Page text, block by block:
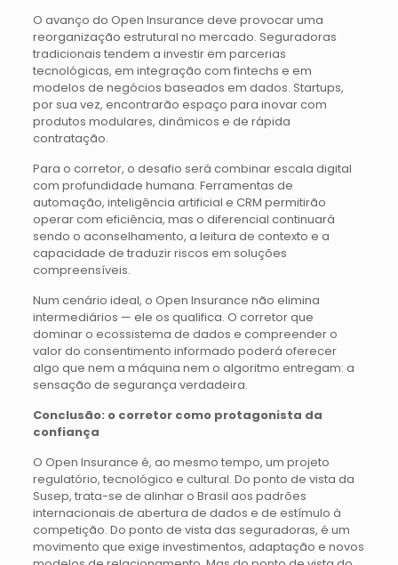
O avanço do Open Insurance deve provocar uma
reorganização estrutural no mercado. Seguradoras
tradicionais tendem a investir em parcerias
tecnológicas, em integração com fintechs e em
modelos de negócios baseados em dados. Startups,
por sua vez, encontrarão espaço para inovar com
produtos modulares, dinâmicos e de rápida
contratação.
Para o corretor, o desafio será combinar escala digital
com profundidade humana. Ferramentas de
automação, inteligência artificial e CRM permitirão
operar com eficiência, mas o diferencial continuará
sendo o aconselhamento, a leitura de contexto e a
capacidade de traduzir riscos em soluções
compreensíveis.
Num cenário ideal, o Open Insurance não elimina
intermediários — ele os qualifica. O corretor que
dominar o ecossistema de dados e compreender o
valor do consentimento informado poderá oferecer
algo que nem a máquina nem o algoritmo entregam: a
sensação de segurança verdadeira.
Conclusão: o corretor como protagonista da
confiança
O Open Insurance é, ao mesmo tempo, um projeto
regulatório, tecnológico e cultural. Do ponto de vista da
Susep, trata-se de alinhar o Brasil aos padrões
internacionais de abertura de dados e de estímulo à
competição. Do ponto de vista das seguradoras, é um
movimento que exige investimentos, adaptação e novos